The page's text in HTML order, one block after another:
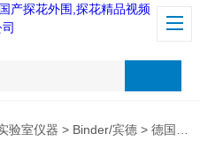
产探花外围,探花精品视频
验室仪器 > Binder/宾德 > 德国宾德FD260干燥箱 烘箱